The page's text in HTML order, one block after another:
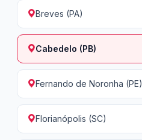
Breves (PA)
Cabedelo (PB)
Fernando de Noronha (PE)
Florianópolis (SC)